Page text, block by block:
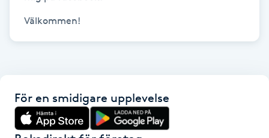
Kemisk peeling
Välkommen!
För en smidigare upplevelse